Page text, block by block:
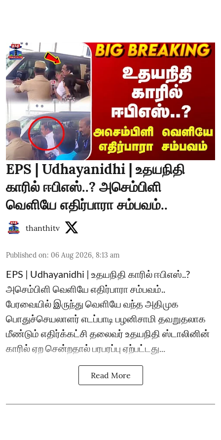
EPS | Udhayanidhi | உதயநிதி
காரில் ஈபிஎஸ்..? அசெம்பிளி
வெளியே எதிர்பாரா சம்பவம்..
thanthitv
Published on: 06 Aug 2026, 8:13 am
EPS | Udhayanidhi | உதயநிதி காரில் ஈபிஎஸ்..?
அசெம்பிளி வெளியே எதிர்பாரா சம்பவம்..
பேரவையில் இருந்து வெளியே வந்த அதிமுக
பொதுச்செயலாளர் எடப்பாடி பழனிசாமி தவறுதலாக
மீண்டும் எதிர்க்கட்சி தலைவர் உதயநிதி ஸ்டாலினின்
காரில் ஏற சென்றதால் பரபரப்பு ஏற்பட்டது...
Read More